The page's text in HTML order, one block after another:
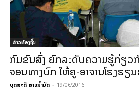
ຂ່າວທ້ອງຖິ່ນ
ກົມຂົນສົ່ງ ຍົກລະດັບຄວາມຮູ້ກ່ຽວ
ຈອນທາງບົກ ໃຫ້ຄູ-ອາຈານໂຮງຮຽ
ບຸດສະດີ ສາຍນ້ຳມັດ - 19/06/2016